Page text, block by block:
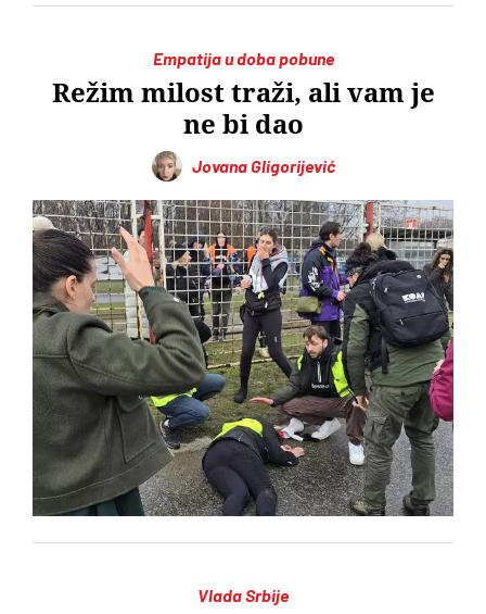
Empatija u doba pobune
Režim milost traži, ali vam je
ne bi dao
Jovana Gligorijević
Vlada Srbije